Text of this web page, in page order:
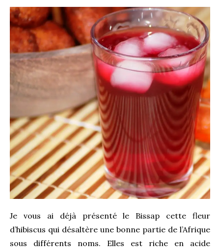
Je vous ai déjà présenté le Bissap cette fleur
d’hibiscus qui désaltère une bonne partie de l’Afrique
sous différents noms. Elles est riche en acide